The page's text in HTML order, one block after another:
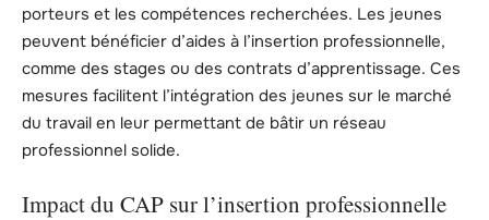
porteurs et les compétences recherchées. Les jeunes
peuvent bénéficier d’aides à l’insertion professionnelle,
comme des stages ou des contrats d’apprentissage. Ces
mesures facilitent l’intégration des jeunes sur le marché
du travail en leur permettant de bâtir un réseau
professionnel solide.
Impact du CAP sur l’insertion professionnelle